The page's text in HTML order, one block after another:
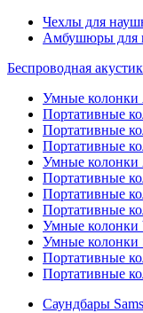
Чехлы для
Амбушюры для
Беспроводная
Умные колонки
Портативные
Портативные
Портативные
Умные колонки
Портативные
Портативные
Портативные
Умные колонки
Умные колонки
Портативные
Портативные
Саундбары